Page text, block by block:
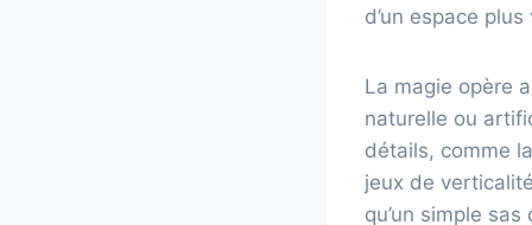
d’un espace
La magie opère
naturelle ou
détails, comme
jeux de
qu’un simple